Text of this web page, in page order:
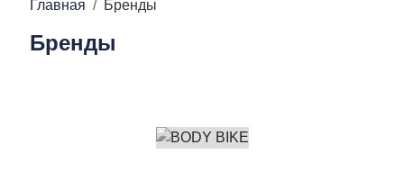
Главная Бренды
Бренды